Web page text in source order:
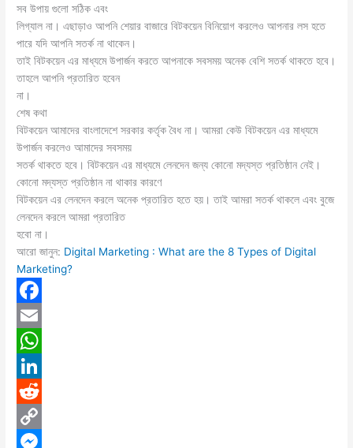
সব উপায় গুলো সঠিক এবং
লিগ্যাল না। এছাড়াও আপনি শেয়ার বাজারে বিটকয়েন বিনিয়োগ করলেও আপনার লস হতে
পারে যদি আপনি সতর্ক না থাকেন।
তাই বিটকয়েন এর মাধ্যমে উপার্জন করতে আপনাকে সবসময় অনেক বেশি সতর্ক থাকতে হবে।
তাহলে আপনি প্রতারিত হবেন
না।
শেষ কথা
বিটকয়েন আমাদের বাংলাদেশে সরকার কর্তৃক বৈধ না। আমরা কেউ বিটকয়েন এর মাধ্যমে
উপার্জন করলেও আমাদের সবসময়
সতর্ক থাকতে হবে। বিটকয়েন এর মাধ্যমে লেনদেন জন্য কোনো মদ্যস্ত প্রতিষ্ঠান নেই।
কোনো মদ্যস্ত প্রতিষ্ঠান না থাকার কারণে
বিটকয়েন এর লেনদেন করলে অনেক প্রতারিত হতে হয়। তাই আমরা সতর্ক থাকলে এবং বুজে
লেনদেন করলে আমরা প্রতারিত
হবো না।
আরো জানুন: Digital Marketing : What are the 8 Types of Digital
Marketing?
F
a
c
e
b
o
E
m
a
W
h
a
t
L
n
R
eC